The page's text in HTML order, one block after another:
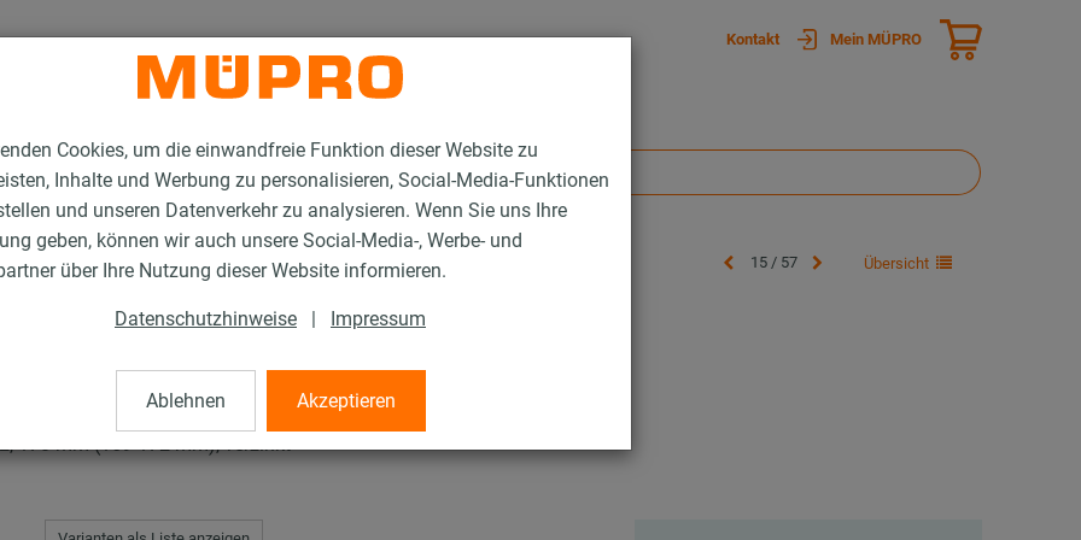
Cookies, um die einwandfreie Funktion dieser Website zu
Inhalte und Werbung zu personalisieren, Social-Media-Funktionen
und unseren Datenverkehr zu analysieren. Wenn Sie uns Ihre
geben, können wir auch unsere Social-Media-, Werbe- und
über Ihre Nutzung dieser Website informieren.
Datenschutzhinweise | Impressum
Ablehnen Akzeptieren
Kontakt Mein MÜPRO
15 / 57 Übersicht
170 mm (169-172 mm), verzinkt